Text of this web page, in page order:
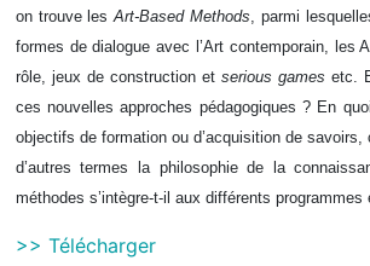
on trouve lesArt-Based Methods , parmi
formes de dialogue avec l’Art contemporain, les
rôle, jeux de construction et serious games etc.
ces nouvelles approches pédagogiques ? En
objectifs de formation ou d’acquisition de
d’autres termes la philosophie de la
méthodes s’intègre-t-il aux différents
>> Télécharger